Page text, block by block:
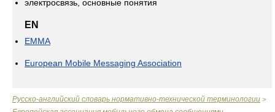
электросвязь, основные понятия
EN
EMMA
European Mobile Messaging Association
Русско-английский словарь нормативно-технической терминологии >